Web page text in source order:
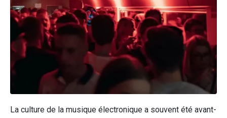
La culture de la musique électronique a souvent été avant-